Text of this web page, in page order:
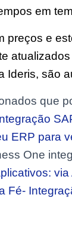
em
preços e
Ideris, são
que
ERP para
One
via
Fé-